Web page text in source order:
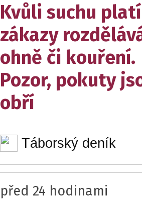
Kvůli suchu
zákazy
ohně či kouření.
Pozor, pokuty
obří
Táborský deník
před 24 hodinami